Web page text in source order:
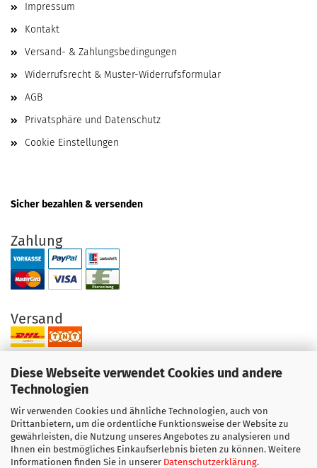
Diese Webseite verwendet Cookies und andere
Technologien
Wir verwenden Cookies und ähnliche Technologien, auch von
Drittanbietern, um die ordentliche Funktionsweise der Website zu
gewährleisten, die Nutzung unseres Angebotes zu analysieren und
Ihnen ein bestmögliches Einkaufserlebnis bieten zu können. Weitere
Informationen finden Sie in unserer Datenschutzerklärung.
Impressum
Kontakt
Versand- & Zahlungsbedingungen
Widerrufsrecht & Muster-Widerrufsformular
AGB
Privatsphäre und Datenschutz
Cookie Einstellungen
Sicher bezahlen & versenden
Zahlung
Versand
Ihre Vorteile bei uns
Original Produkte direkt vom Hersteller
Exzellenter Support + Beratung